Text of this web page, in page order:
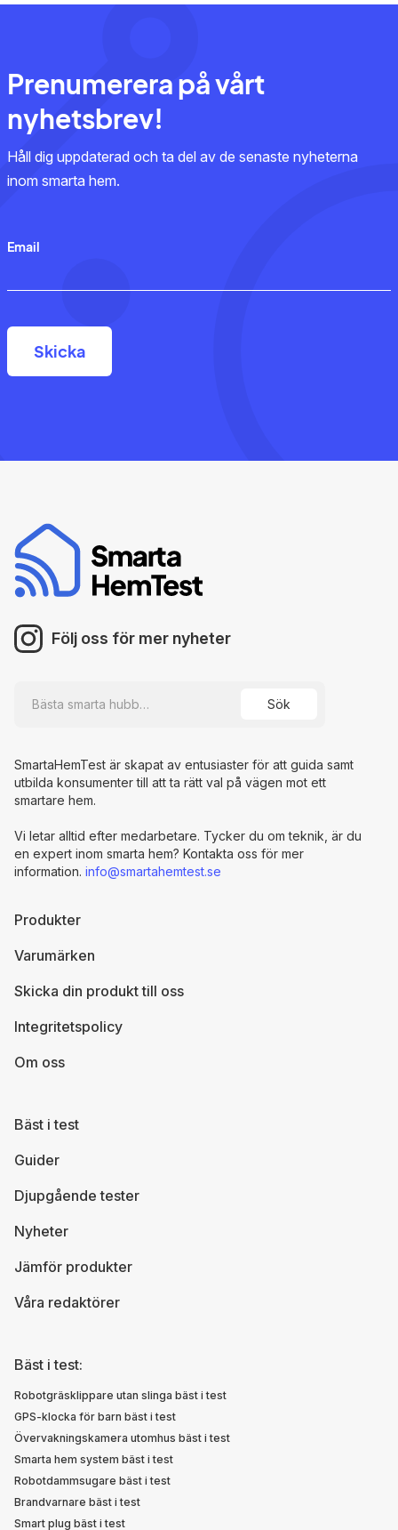
Prenumerera på vårt
nyhetsbrev!
Håll dig uppdaterad och ta del av de senaste nyheterna
inom smarta hem.
Email
Bäst i test
Guider
Djupgående tester
Nyheter
Jämför produkter
Våra redaktörer
Produkter
Varumärken
Skicka din produkt till oss
Integritetspolicy
Om oss
Följ oss för mer nyheter
SmartaHemTest är skapat av entusiaster för att guida samt
utbilda konsumenter till att ta rätt val på vägen mot ett
smartare hem.
Vi letar alltid efter medarbetare. Tycker du om teknik, är du
en expert inom smarta hem? Kontakta oss för mer
information. info@smartahemtest.se
Bäst i test:
Robotgräsklippare utan slinga bäst i test
GPS-klocka för barn bäst i test
Övervakningskamera utomhus bäst i test
Smarta hem system bäst i test
Robotdammsugare bäst i test
Brandvarnare bäst i test
Smart plug bäst i test